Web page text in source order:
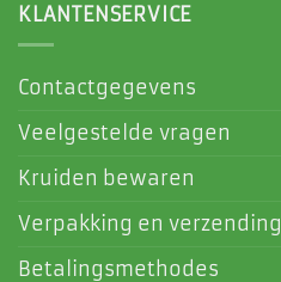
KLANTENSERVICE
Contactgegevens
Veelgestelde vragen
Kruiden bewaren
Verpakking en verzending
Betalingsmethodes